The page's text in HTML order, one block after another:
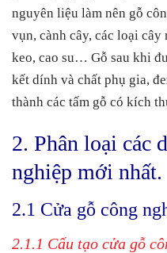
2.2.2.3. c) Thông
MDF phủ
2.2.2.4. d) Báo giá
Melamine
Laminate
2.2.3.1. b) Ưu điểm
2.2.3.2. c) Thông
MDF phủ laminate
nguyên liệu làm nên gỗ
vụn, cành cây, các loại
keo, cao su… Gỗ sau khi
kết dính và chất phụ gia,
thành các tấm gỗ có kích
2. Phân loại các
nghiệp mới nhất.
2.1 Cửa gỗ công
2.1.1 Cấu tạo cửa gỗ